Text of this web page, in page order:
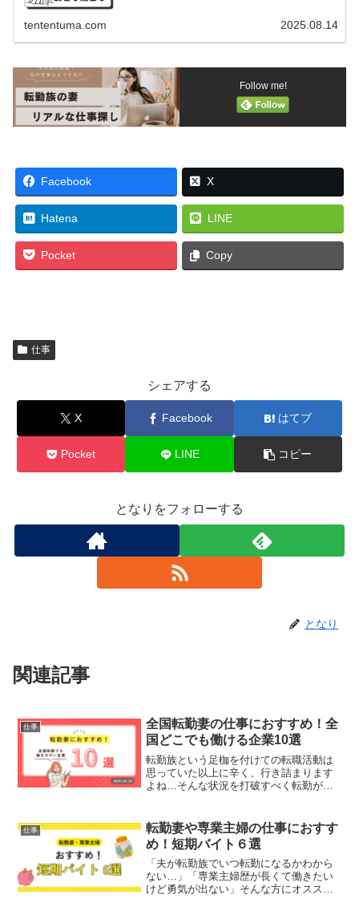
tententuma.com 2025.08.14
Follow me!
Facebook X
Hatena LINE
Pocket Copy
仕事
シェアする
X Facebook はてブ
Pocket LINE コピー
となりをフォローする
となり
関連記事
仕事
全国転勤妻の仕事におすすめ！全
国どこでも働ける企業10選
転勤族という足枷を付けての転職活動は
思っていた以上に辛く、行き詰まります
よね…そんな状況を打破すべく転勤があ
ある飲食店といえばマック！地方へ転勤
の可能性がある方には特に...
仕事
転勤妻や専業主婦の仕事におすす
め！短期バイト６選
「夫が転勤族でいつ転勤になるかわから
ない…」「専業主婦歴が長くて働きたい
けど勇気が出ない」そんな方にオススメ